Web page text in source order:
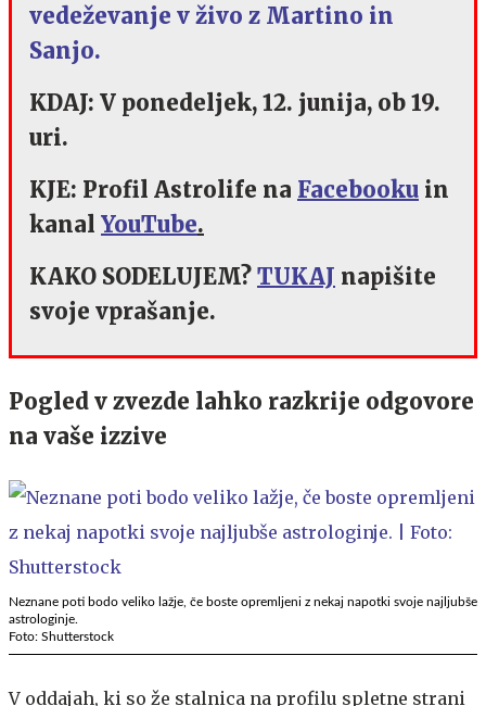
vedeževanje v živo z Martino in
Sanjo.
KDAJ: V ponedeljek, 12. junija, ob 19.
uri.
KJE: Profil Astrolife na Facebooku in
kanal YouTube.
KAKO SODELUJEM? TUKAJ napišite
svoje vprašanje.
Pogled v zvezde lahko razkrije odgovore
na vaše izzive
Neznane poti bodo veliko lažje, če boste opremljeni z nekaj napotki svoje najljubše
astrologinje.
Foto: Shutterstock
V oddajah, ki so že stalnica na profilu spletne strani